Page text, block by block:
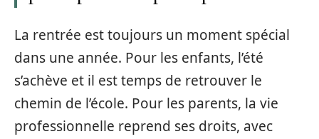
La rentrée est toujours un moment spécial
dans une année. Pour les enfants, l’été
s’achève et il est temps de retrouver le
chemin de l’école. Pour les parents, la vie
professionnelle reprend ses droits, avec